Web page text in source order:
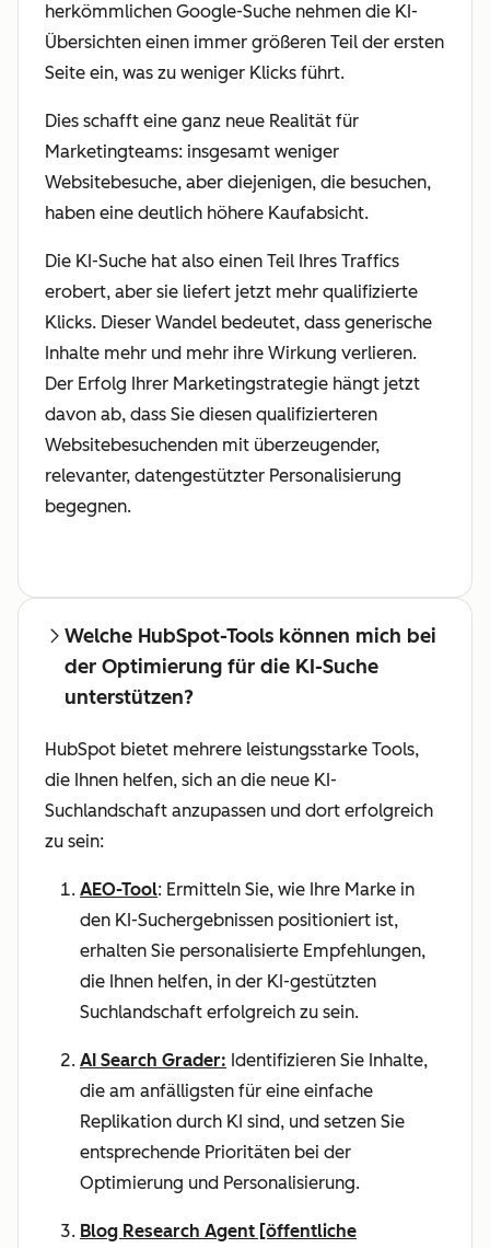
herkömmlichen Google-Suche nehmen die KI-
Übersichten einen immer größeren Teil der ersten
Seite ein, was zu weniger Klicks führt.
Dies schafft eine ganz neue Realität für
Marketingteams: insgesamt weniger
Websitebesuche, aber diejenigen, die besuchen,
haben eine deutlich höhere Kaufabsicht.
Die KI-Suche hat also einen Teil Ihres Traffics
erobert, aber sie liefert jetzt mehr qualifizierte
Klicks. Dieser Wandel bedeutet, dass generische
Inhalte mehr und mehr ihre Wirkung verlieren.
Der Erfolg Ihrer Marketingstrategie hängt jetzt
davon ab, dass Sie diesen qualifizierteren
Websitebesuchenden mit überzeugender,
relevanter, datengestützter Personalisierung
begegnen.
Welche HubSpot-Tools können mich bei
der Optimierung für die KI-Suche
unterstützen?
HubSpot bietet mehrere leistungsstarke Tools,
die Ihnen helfen, sich an die neue KI-
Suchlandschaft anzupassen und dort erfolgreich
zu sein:
AEO-Tool: Ermitteln Sie, wie Ihre Marke in
den KI-Suchergebnissen positioniert ist,
erhalten Sie personalisierte Empfehlungen,
die Ihnen helfen, in der KI-gestützten
Suchlandschaft erfolgreich zu sein.
AI Search Grader: Identifizieren Sie Inhalte,
die am anfälligsten für eine einfache
Replikation durch KI sind, und setzen Sie
entsprechende Prioritäten bei der
Optimierung und Personalisierung.
Blog Research Agent [öffentliche